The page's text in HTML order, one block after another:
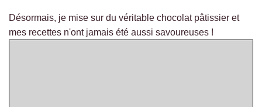
Désormais, je mise sur du véritable chocolat pâtissier et
mes recettes n'ont jamais été aussi savoureuses !